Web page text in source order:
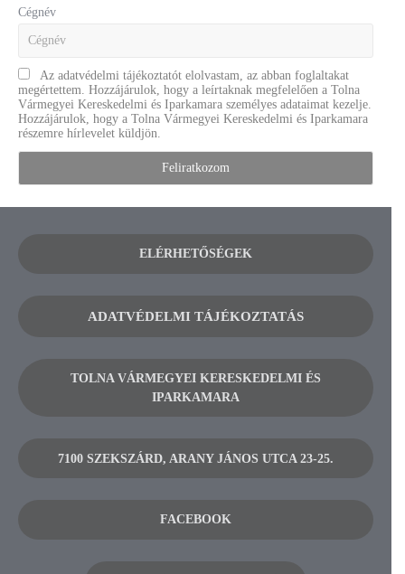
Cégnév
Az adatvédelmi tájékoztatót elolvastam, az abban foglaltakat
megértettem. Hozzájárulok, hogy a leírtaknak megfelelően a Tolna
Vármegyei Kereskedelmi és Iparkamara személyes adataimat kezelje.
Hozzájárulok, hogy a Tolna Vármegyei Kereskedelmi és Iparkamara
részemre hírlevelet küldjön.
ELÉRHETŐSÉGEK
ADATVÉDELMI TÁJÉKOZTATÁS
TOLNA VÁRMEGYEI KERESKEDELMI ÉS
IPARKAMARA
7100 SZEKSZÁRD, ARANY JÁNOS UTCA 23-25.
FACEBOOK